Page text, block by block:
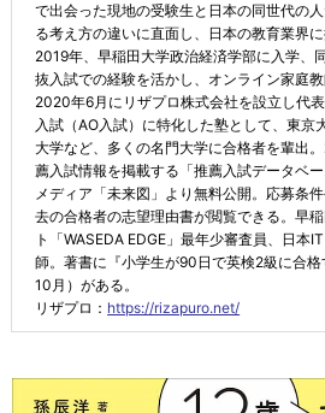
で出会った現地の受験生と日本の同世代の
る考え方の違いに直面し、日本の教育業界に
2019年、早稲田大学政治経済学部に入学、
抜入試での経験を活かし、オンライン家庭教
2020年6月にリザプロ株式会社を設立し代
入試（AO入試）に特化した塾として、東京
大学など、多くの名門大学に合格者を輩出
薦入試情報を掲載する「推薦入試データベ
メディア「未来図」より無料公開。応募条
去の合格者の志望理由書が閲覧できる。早
ト「WASEDA EDGE」最年少審査員、日本
師。著書に『小学生が90日で英検2級に合
10月）がある。
リザプロ： https://rizapuro.net/